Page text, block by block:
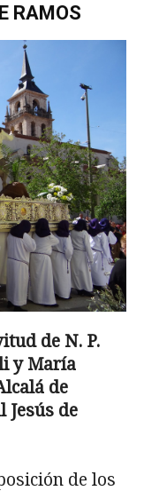
RAMOS
de N. P.
y María
de
Jesús de
de los